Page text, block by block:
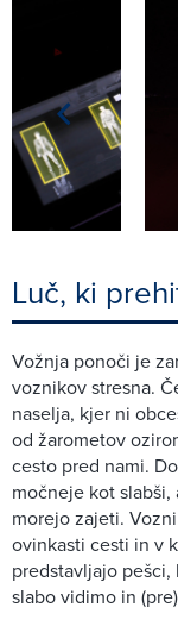
Luč, ki
Vožnja ponoči je
voznikov stresna.
naselja, kjer ni
od žarometov
cesto pred nami.
močneje kot
morejo zajeti.
ovinkasti cesti in v
predstavljajo
slabo vidimo in